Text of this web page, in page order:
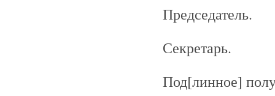
Председатель.
Секретарь.
Под[линное]